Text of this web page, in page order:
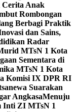
Cerita Anak
Rombongan
Berbagi Praktik
dan Sains,
Radar
MTsN 1 Kota
Sementara di
MTsN 1 Kota
Komisi IX DPR RI
Suarakan
AngkasaMenuju
Inti ZI MTsN 1